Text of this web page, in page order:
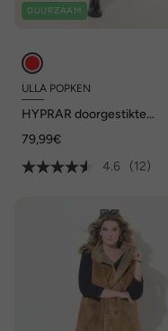
DUURZAAM
ULLA POPKEN
HYPRAR doorgestikte
wegritssluiting, gerecycled
79,99€
4.6
(12)